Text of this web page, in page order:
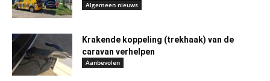
Algemeen nieuws
Krakende koppeling (trekhaak) van de
caravan verhelpen
Aanbevolen